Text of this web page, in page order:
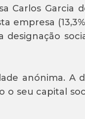
Carlos Garcia
anónima. A
seu capital